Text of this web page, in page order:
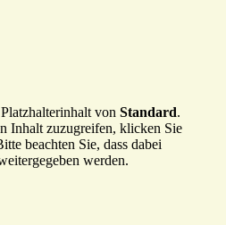
von Standard.
Inhalt zuzugreifen, klicken Sie
beachten Sie, dass dabei
werden.